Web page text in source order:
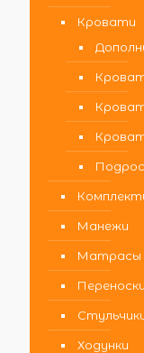
Кровати
Манежи
Матрасы
Ходунки